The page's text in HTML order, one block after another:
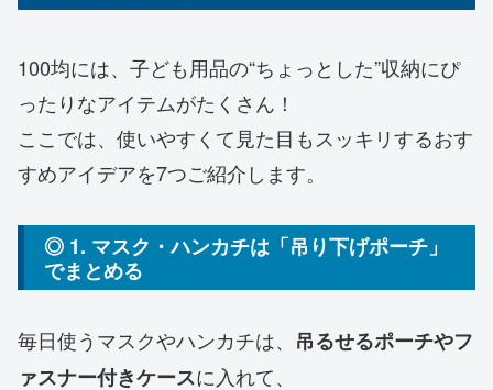
100均には、子ども用品の“ちょっとした”収納にぴ
ったりなアイテムがたくさん！
ここでは、使いやすくて見た目もスッキリするおす
すめアイデアを7つご紹介します。
◎ 1. マスク・ハンカチは「吊り下げポーチ」
でまとめる
毎日使うマスクやハンカチは、 吊るせるポーチやフ
ァスナー付きケースに入れて、